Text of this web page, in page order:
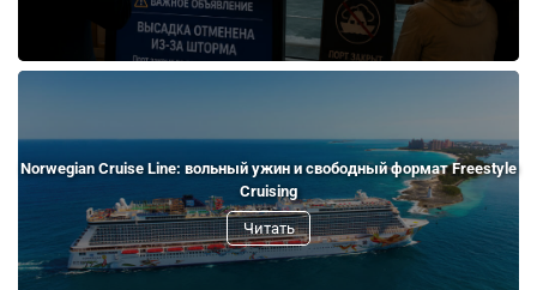
Norwegian Cruise Line: вольный ужин и свободный формат Freestyle
Cruising
Читать